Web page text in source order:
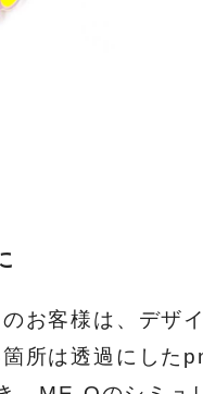
お客様は、デザ
所は透過にした